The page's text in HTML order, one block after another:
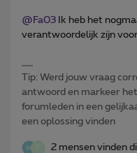
@Fa03 Ik heb het
verantwoordelijk zijn
Tip: Werd jouw vraag
antwoord en markeer
forumleden in een
een oplossing vinden
2 mensen vinden